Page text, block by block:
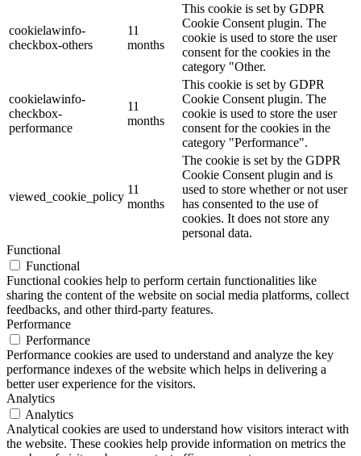
cookielawinfo-
checkbox-others
11
months
This cookie is set by GDPR
Cookie Consent plugin. The
cookie is used to store the user
consent for the cookies in the
category "Other.
cookielawinfo-
checkbox-
performance
11
months
This cookie is set by GDPR
Cookie Consent plugin. The
cookie is used to store the user
consent for the cookies in the
category "Performance".
viewed_cookie_policy
11
months
The cookie is set by the GDPR
Cookie Consent plugin and is
used to store whether or not user
has consented to the use of
cookies. It does not store any
personal data.
Functional
Functional
Functional cookies help to perform certain functionalities like
sharing the content of the website on social media platforms, collect
feedbacks, and other third-party features.
Performance
Performance
Performance cookies are used to understand and analyze the key
performance indexes of the website which helps in delivering a
better user experience for the visitors.
Analytics
Analytics
Analytical cookies are used to understand how visitors interact with
the website. These cookies help provide information on metrics the